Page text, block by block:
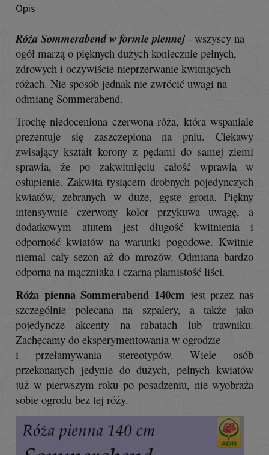
Opis
Róża Sommerabend w formie piennej - wszyscy na
ogół marzą o pięknych dużych koniecznie pełnych,
zdrowych i oczywiście nieprzerwanie kwitnących
różach. Nie sposób jednak nie zwrócić uwagi na
odmianę Sommerabend.
Trochę niedoceniona czerwona róża, która wspaniale
prezentuje się zaszczepiona na pniu. Ciekawy
zwisający kształt korony z pędami do samej ziemi
sprawia, że po zakwitnięciu całość wprawia w
osłupienie. Zakwita tysiącem drobnych pojedynczych
kwiatów, zebranych w duże, gęste grona. Piękny
intensywnie czerwony kolor przykuwa uwagę, a
dodatkowym atutem jest długość kwitnienia i
odporność kwiatów na warunki pogodowe. Kwitnie
niemal cały sezon aż do mrozów. Odmiana bardzo
odporna na mączniaka i czarną plamistość liści.
Róża pienna Sommerabend 140cm jest przez nas
szczególnie polecana na szpalery, a także jako
pojedyncze akcenty na rabatach lub trawniku.
Zachęcamy do eksperymentowania w ogrodzie
i przełamywania stereotypów. Wiele osób
przekonanych jedynie do dużych, pełnych kwiatów
już w pierwszym roku po posadzeniu, nie wyobraża
sobie ogrodu bez tej róży.